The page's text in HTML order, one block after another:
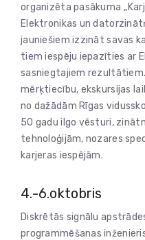
organizēta pasākuma
Elektronikas un
jauniešiem izzināt savas
tiem iespēju iepazīties ar
sasniegtajiem
mērķtiecību, ekskursijas
no dažādām Rīgas
50 gadu ilgo vēsturi,
tehnoloģijām, nozares
karjeras iespējām.
4.-6.oktobris
Diskrētās signālu
programmēšanas